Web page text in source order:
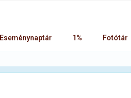
Eseménynaptár 1% Fotótár